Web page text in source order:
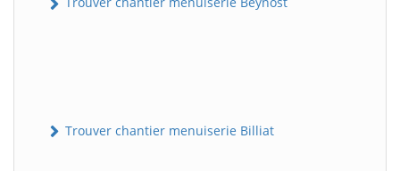
Trouver chantier menuiserie Billiat